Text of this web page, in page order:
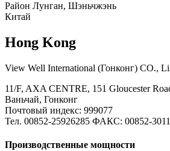
Район Лунган, Шэньчжэнь
Китай
Hong Kong
View Well International (Гонконг) CO.,
11/F, AXA CENTRE, 151 Gloucester
Ваньчай, Гонконг
Почтовый индекс: 999077
Тел. 00852-25926285 ФАКС: 00852-
Производственные мощности